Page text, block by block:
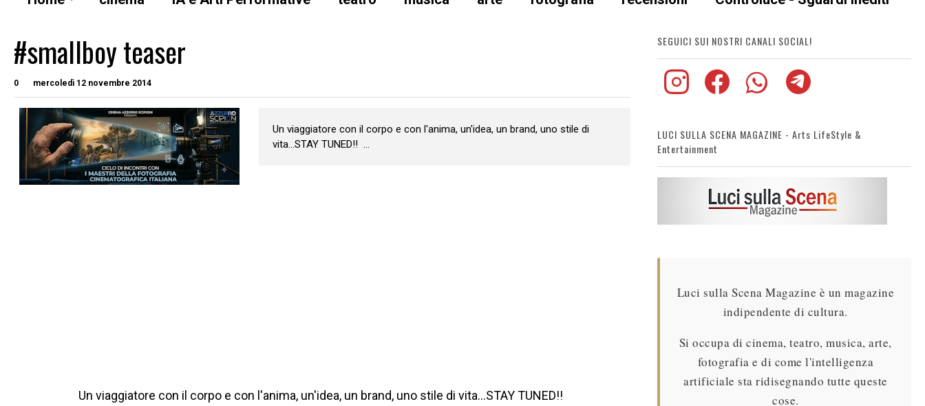
#smallboy teaser
0 mercoledì 12 novembre 2014
Un viaggiatore con il corpo e con l'anima, un'idea, un brand, uno stile di
vita...STAY TUNED!! ...
Un viaggiatore con il corpo e con l'anima, un'idea, un brand, uno stile di vita...STAY TUNED!!
SEGUICI SUI NOSTRI CANALI SOCIAL!
LUCI SULLA SCENA MAGAZINE - Arts LifeStyle &
Entertainment
Luci sulla Scena Magazine è un magazine
indipendente di cultura.
Si occupa di cinema, teatro, musica, arte,
fotografia e di come l'intelligenza
artificiale sta ridisegnando tutte queste
cose.